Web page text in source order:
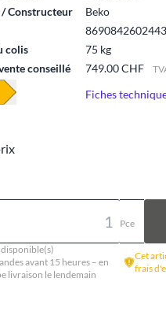
Constructeur
Beko
8690842602443
colis
75 kg
conseillé
749.00 CHF
Fiches
Pce
disponible(s)
avant 15 heures – en
livraison le lendemain
Cet
frais